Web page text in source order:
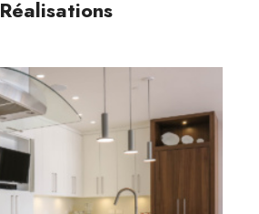
Réalisations